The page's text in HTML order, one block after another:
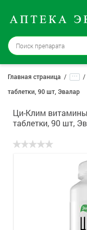
Бийск→ 15
Войти |
Доставка и
Способ
Главная страница ...
таблетки, 90 шт, Эвалар
Ци-Клим
таблетки, 90 шт,